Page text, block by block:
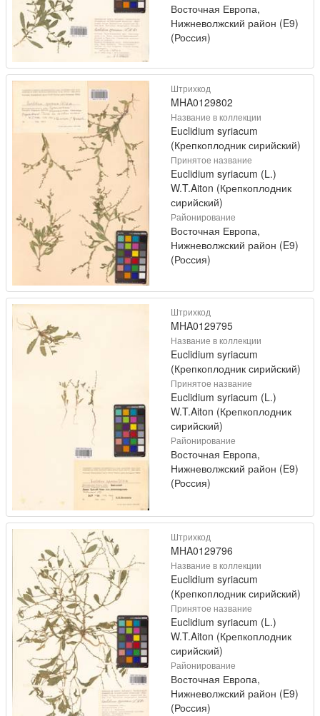
Восточная Европа,
Нижневолжский район (E9)
(Россия)
Штрихкод
MHA0129802
Название в коллекции
Euclidium syriacum
(Крепкоплодник сирийский)
Принятое название
Euclidium syriacum (L.)
W.T.Aiton (Крепкоплодник
сирийский)
Районирование
Восточная Европа,
Нижневолжский район (E9)
(Россия)
Штрихкод
MHA0129795
Название в коллекции
Euclidium syriacum
(Крепкоплодник сирийский)
Принятое название
Euclidium syriacum (L.)
W.T.Aiton (Крепкоплодник
сирийский)
Районирование
Восточная Европа,
Нижневолжский район (E9)
(Россия)
Штрихкод
MHA0129796
Название в коллекции
Euclidium syriacum
(Крепкоплодник сирийский)
Принятое название
Euclidium syriacum (L.)
W.T.Aiton (Крепкоплодник
сирийский)
Районирование
Восточная Европа,
Нижневолжский район (E9)
(Россия)